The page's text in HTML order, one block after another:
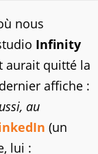
nous
Infinity
aurait quitté la
affiche :
au
(un
lui :